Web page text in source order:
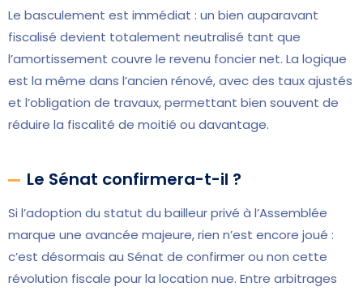
Le basculement est immédiat : un bien auparavant
fiscalisé devient totalement neutralisé tant que
l’amortissement couvre le revenu foncier net. La logique
est la même dans l’ancien rénové, avec des taux ajustés
et l’obligation de travaux, permettant bien souvent de
réduire la fiscalité de moitié ou davantage.
Le Sénat confirmera-t-il ?
Si l’adoption du statut du bailleur privé à l’Assemblée
marque une avancée majeure, rien n’est encore joué :
c’est désormais au Sénat de confirmer ou non cette
révolution fiscale pour la location nue. Entre arbitrages